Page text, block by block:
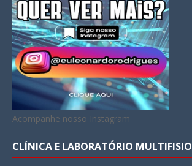
Acompanhe nosso Instagram
CLÍNICA E LABORATÓRIO MULTIFISIO